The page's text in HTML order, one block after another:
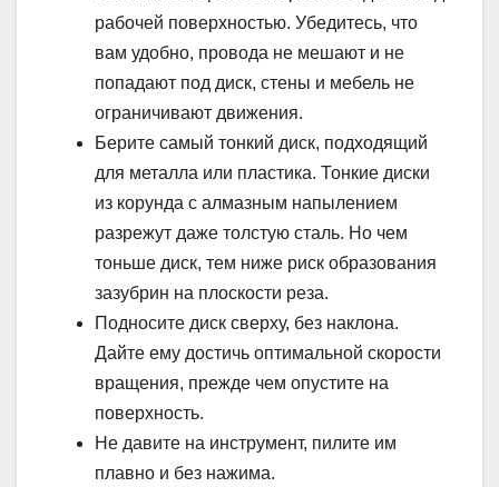
рабочей поверхностью. Убедитесь, что
вам удобно, провода не мешают и не
попадают под диск, стены и мебель не
ограничивают движения.
Берите самый тонкий диск, подходящий
для металла или пластика. Тонкие диски
из корунда с алмазным напылением
разрежут даже толстую сталь. Но чем
тоньше диск, тем ниже риск образования
зазубрин на плоскости реза.
Подносите диск сверху, без наклона.
Дайте ему достичь оптимальной скорости
вращения, прежде чем опустите на
поверхность.
Не давите на инструмент, пилите им
плавно и без нажима.